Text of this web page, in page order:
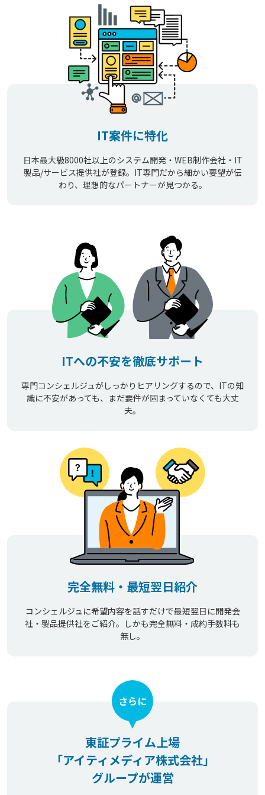
IT案件に特化
日本最大級8000社以上のシステム開発・WEB制作会社・IT
製品/サービス提供社が登録。IT専門だから細かい要望が伝
わり、理想的なパートナーが見つかる。
ITへの不安を徹底サポート
専門コンシェルジュがしっかりヒアリングするので、ITの知
識に不安があっても、まだ要件が固まっていなくても大丈
夫。
完全無料・最短翌日紹介
コンシェルジュに希望内容を話すだけで最短翌日に開発会
社・製品提供社をご紹介。しかも完全無料・成約手数料も
無し。
東証プライム上場
「アイティメディア株式会社」
グループが運営
さらに